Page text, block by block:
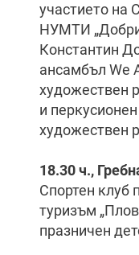
участието на
НУМТИ
Константин
ансамбъл We
художествен
и
художествен
18.30 ч.,
Спортен клуб
туризъм
празничен